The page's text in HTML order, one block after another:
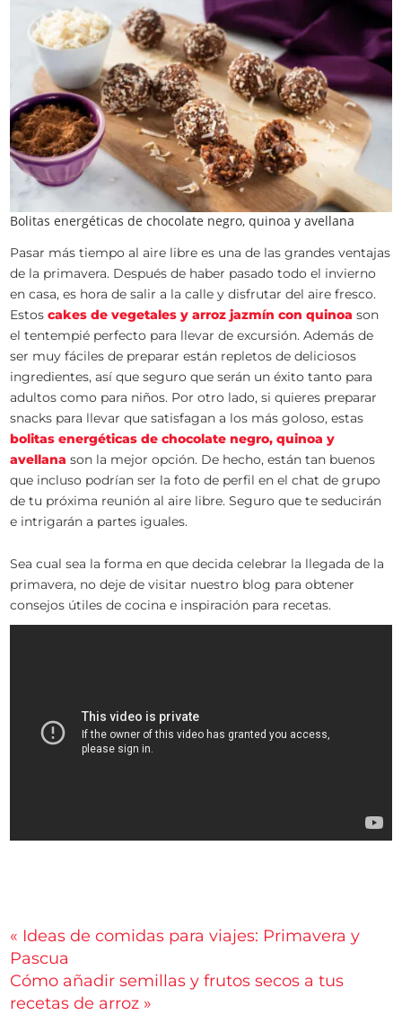
Bolitas energéticas de chocolate negro, quinoa y avellana
Pasar más tiempo al aire libre es una de las grandes ventajas
de la primavera. Después de haber pasado todo el invierno
en casa, es hora de salir a la calle y disfrutar del aire fresco.
Estoscakes de vegetales y arroz jazmín con quinoa son
el tentempié perfecto para llevar de excursión. Además de
ser muy fáciles de preparar están repletos de deliciosos
ingredientes, así que seguro que serán un éxito tanto para
adultos como para niños. Por otro lado, si quieres preparar
snacks para llevar que satisfagan a los más goloso, estas
bolitas energéticas de chocolate negro, quinoa y
avellana son la mejor opción. De hecho, están tan buenos
que incluso podrían ser la foto de perfil en el chat de grupo
de tu próxima reunión al aire libre. Seguro que te seducirán
e intrigarán a partes iguales.
Sea cual sea la forma en que decida celebrar la llegada de la
primavera, no deje de visitar nuestro blog para obtener
consejos útiles de cocina e inspiración para recetas.
Navegación
de
entradas
« Ideas de comidas para viajes: Primavera y
Pascua
Cómo añadir semillas y frutos secos a tus
recetas de arroz »